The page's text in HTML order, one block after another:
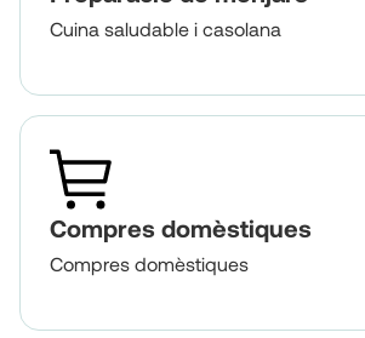
Cuina saludable i casolana
Compres domèstiques
Compres domèstiques